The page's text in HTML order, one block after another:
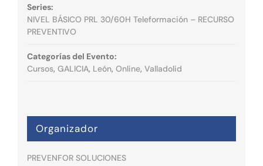
Series:
NIVEL BÁSICO PRL 30/60H Teleformación – RECURSO
PREVENTIVO
Categorías del Evento:
Cursos, GALICIA, León, Online, Valladolid
Organizador
PREVENFOR SOLUCIONES